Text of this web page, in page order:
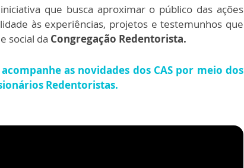
que busca aproximar o público das ações
às experiências, projetos e testemunhos que
social da Congregação Redentorista.
as novidades dos CAS por meio dos
Redentoristas.